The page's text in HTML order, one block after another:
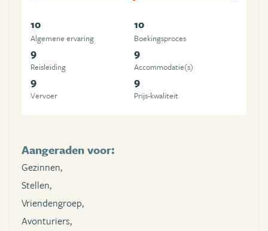
10
Algemene ervaring
10
Boekingsproces
9
Reisleiding
9
Accommodatie(s)
9
Vervoer
9
Prijs-kwaliteit
Aangeraden voor:
Gezinnen,
Stellen,
Vriendengroep,
Avonturiers,